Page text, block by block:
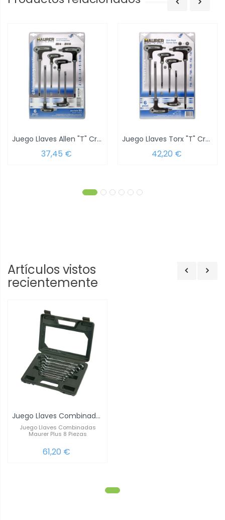
Juego Llaves Allen "T" Cromo Vanadio 6...
37,45 €
Juego Llaves Torx "T" Cromo-vanadio 6...
42,20 €
Artículos vistos
recientemente
Juego Llaves Combinadas Maurer Plus 8 Piezas
Juego Llaves Combinadas
Maurer Plus 8 Piezas
61,20 €